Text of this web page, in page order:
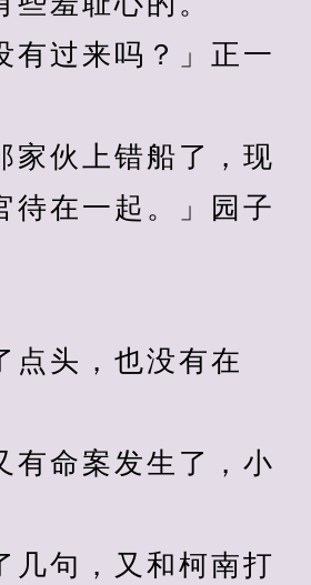
过来吗？」正一
伙上错船了，现
待在一起。」园子
头，也没有在
命案发生了，小
句，又和柯南打